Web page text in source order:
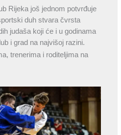
Rijeka još jednom potvrđuje
duh stvara čvrsta
judaša koji će i u godinama
i grad na najvišoj razini.
trenerima i roditeljima na